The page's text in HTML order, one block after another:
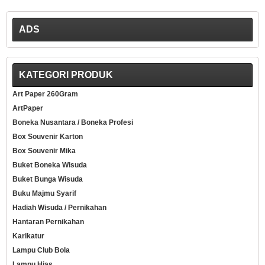
ADS
KATEGORI PRODUK
Art Paper 260Gram
ArtPaper
Boneka Nusantara / Boneka Profesi
Box Souvenir Karton
Box Souvenir Mika
Buket Boneka Wisuda
Buket Bunga Wisuda
Buku Majmu Syarif
Hadiah Wisuda / Pernikahan
Hantaran Pernikahan
Karikatur
Lampu Club Bola